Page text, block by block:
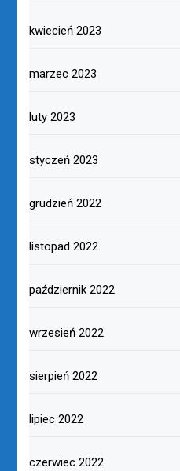
kwiecień 2023
marzec 2023
luty 2023
styczeń 2023
grudzień 2022
listopad 2022
październik 2022
wrzesień 2022
sierpień 2022
lipiec 2022
czerwiec 2022